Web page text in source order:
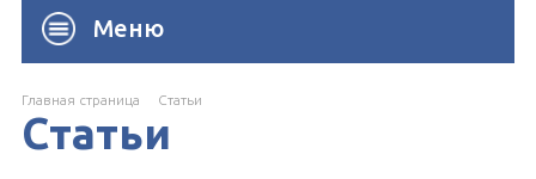
Меню
Главная страница Cтатьи
Статьи